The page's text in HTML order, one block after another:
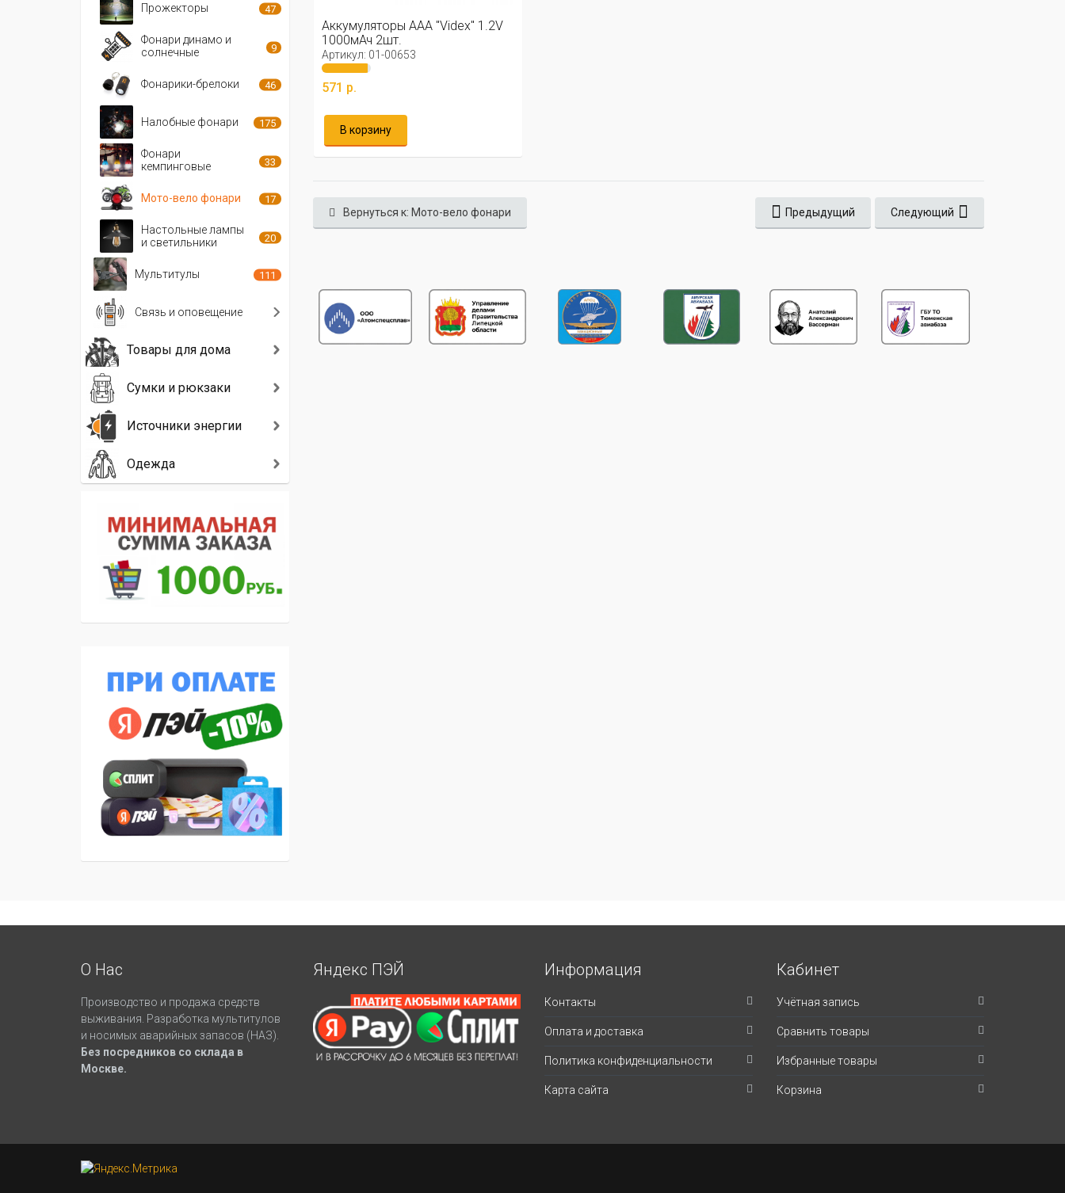
Аккумуляторы ААА "Videx" 1.2V
1000мАч 2шт.
Артикул: 01-00653
571 р.
В корзину
Вернуться к: Мото-вело фонари Предыдущий Следующий
Прожекторы 47
Фонари динамо и
солнечные
9
Фонарики-брелоки 46
Налобные фонари 175
Фонари
кемпинговые
33
Мото-вело фонари 17
Настольные лампы
и светильники
20
Мультитулы 111
Связь и оповещение
Товары для дома
Сумки и рюкзаки
Источники энергии
Одежда
О Нас
Производство и продажа средств
выживания. Разработка мультитулов
и носимых аварийных запасов (НАЗ).
Без посредников со склада в
Москве.
Яндекс ПЭЙ Информация
Контакты
Оплата и доставка
Политика конфиденциальности
Карта сайта
Кабинет
Учётная запись
Сравнить товары
Избранные товары
Корзина